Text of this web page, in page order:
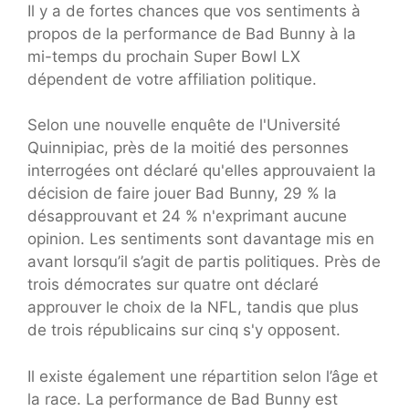
Il y a de fortes chances que vos sentiments à
propos de la performance de Bad Bunny à la
mi-temps du prochain Super Bowl LX
dépendent de votre affiliation politique.
Selon une nouvelle enquête de l'Université
Quinnipiac, près de la moitié des personnes
interrogées ont déclaré qu'elles approuvaient la
décision de faire jouer Bad Bunny, 29 % la
désapprouvant et 24 % n'exprimant aucune
opinion. Les sentiments sont davantage mis en
avant lorsqu’il s’agit de partis politiques. Près de
trois démocrates sur quatre ont déclaré
approuver le choix de la NFL, tandis que plus
de trois républicains sur cinq s'y opposent.
Il existe également une répartition selon l’âge et
la race. La performance de Bad Bunny est